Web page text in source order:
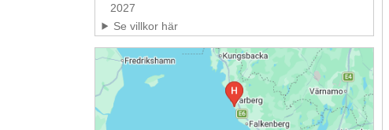
2027
Se villkor här